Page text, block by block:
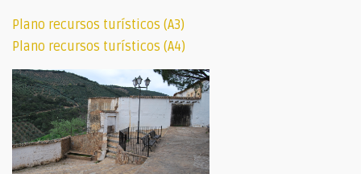
Plano recursos turísticos (A3)
Plano recursos turísticos (A4)